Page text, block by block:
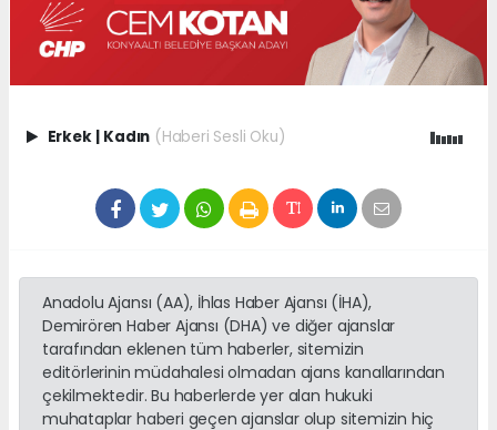
Erkek | Kadın (Haberi Sesli Oku)
Anadolu Ajansı (AA), İhlas Haber Ajansı (İHA),
Demirören Haber Ajansı (DHA) ve diğer ajanslar
tarafından eklenen tüm haberler, sitemizin
editörlerinin müdahalesi olmadan ajans kanallarından
çekilmektedir. Bu haberlerde yer alan hukuki
muhataplar haberi geçen ajanslar olup sitemizin hiç